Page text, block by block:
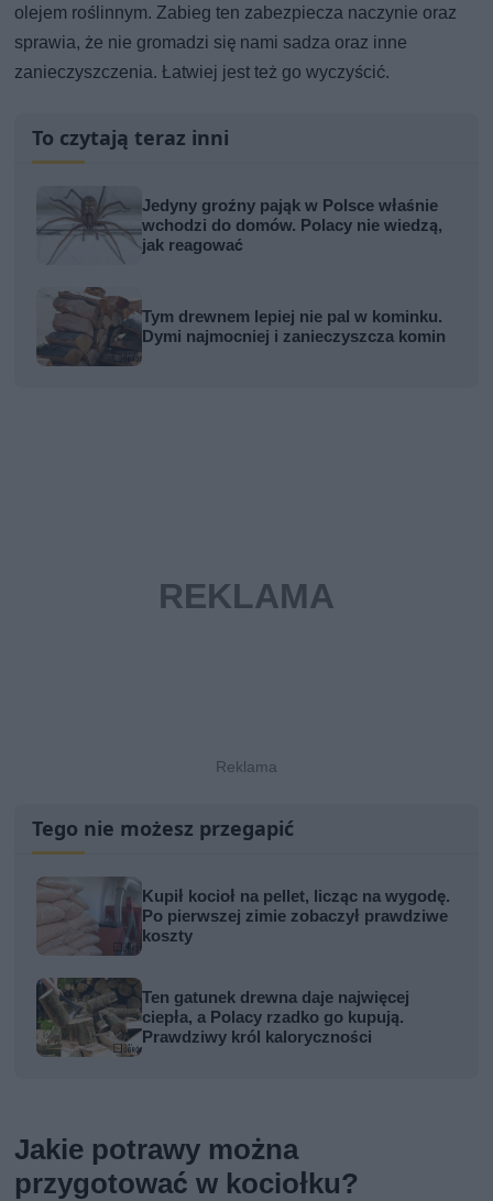
olejem roślinnym. Zabieg ten zabezpiecza naczynie oraz
sprawia, że nie gromadzi się nami sadza oraz inne
zanieczyszczenia. Łatwiej jest też go wyczyścić.
To czytają teraz inni
Jedyny groźny pająk w Polsce właśnie
wchodzi do domów. Polacy nie wiedzą,
jak reagować
Tym drewnem lepiej nie pal w kominku.
Dymi najmocniej i zanieczyszcza komin
Tego nie możesz przegapić
Kupił kocioł na pellet, licząc na wygodę.
Po pierwszej zimie zobaczył prawdziwe
koszty
Ten gatunek drewna daje najwięcej
ciepła, a Polacy rzadko go kupują.
Prawdziwy król kaloryczności
Jakie potrawy można
przygotować w kociołku?